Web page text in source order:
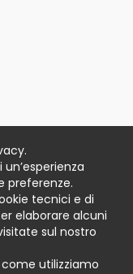
preferenze.
tecnici e di
elaborare alcuni
sul nostro
utilizziamo